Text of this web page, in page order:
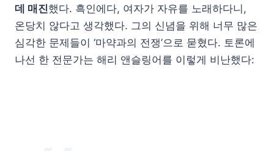
데 매진했다. 흑인에다, 여자가 자유를 노래하다니,
온당치 않다고 생각했다. 그의 신념을 위해 너무 많은
심각한 문제들이 ‘마약과의 전쟁’으로 묻혔다. 토론에
나선 한 전문가는 해리 앤슬링어를 이렇게 비난했다: